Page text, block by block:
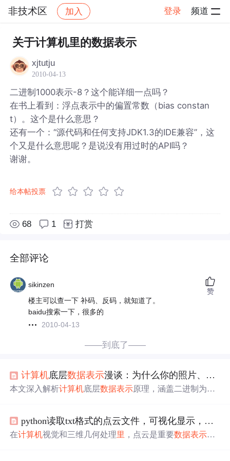
非技术区 加入 登录 频道
社区 非技术区 帖子详情
关于计算机里的数据表示
xjtutju
2010-04-13
二进制1000表示-8？这个能详细一点吗？
在书上看到：浮点表示中的偏置常数（bias constan
t）。这个是什么意思？
还有一个：“源代码和任何支持JDK1.3的IDE兼容”，这
个又是什么意思呢？是说没有用过时的API吗？
谢谢。
给本帖投票
68 1 打赏
全部评论
sikinzen
楼主可以查一下 补码、反码，就知道了。
baidu搜索一下，很多的
2010-04-13
赞
——到底了——
计算机底层数据表示漫谈：为什么你的照片、音乐在电脑
本文深入解析计算机底层数据表示原理，涵盖二进制为何
定律）、视频帧序列与H.264压缩技术，以及无损/有损压
缩核心算法（如DCT、量化、熵编码）。重点聚焦信息技
python读取txt格式的点云文件，可视化显示，保存ply格式
在计算机视觉和三维几何处理里 ，点云是重要数据表示形